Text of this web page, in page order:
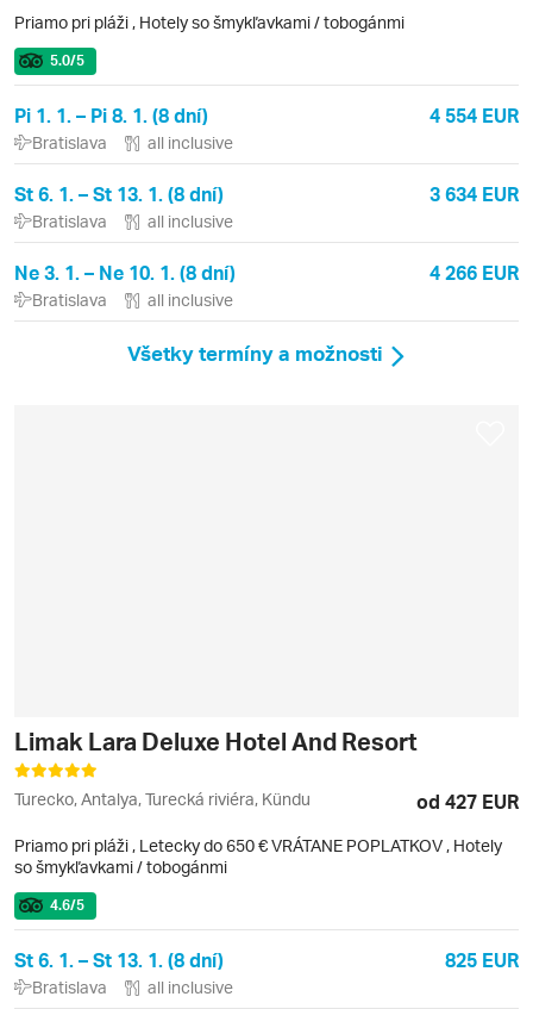
Priamo pri pláži , Hotely so šmykľavkami / tobogánmi
5.0/5
Pi 1. 1. – Pi 8. 1. (8 dní) 4 554 EUR
Bratislava all inclusive
St 6. 1. – St 13. 1. (8 dní) 3 634 EUR
Bratislava all inclusive
Ne 3. 1. – Ne 10. 1. (8 dní) 4 266 EUR
Bratislava all inclusive
Všetky termíny a možnosti
Limak Lara Deluxe Hotel And Resort
Turecko, Antalya, Turecká riviéra, Kündu od 427 EUR
Priamo pri pláži , Letecky do 650 € VRÁTANE POPLATKOV , Hotely
so šmykľavkami / tobogánmi
4.6/5
St 6. 1. – St 13. 1. (8 dní) 825 EUR
Bratislava all inclusive